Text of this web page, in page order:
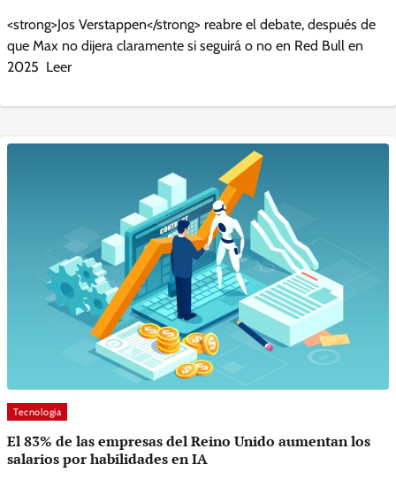
<strong>Jos Verstappen</strong> reabre el debate, después de
que Max no dijera claramente si seguirá o no en Red Bull en
2025 Leer
Tecnologia
El 83% de las empresas del Reino Unido aumentan los
salarios por habilidades en IA